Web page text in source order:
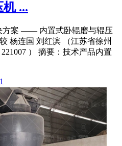
...
方案 —— 内置式卧辊磨与辊压
杨连国 刘红滨 （江苏省徐州
） 摘要：技术产品内置